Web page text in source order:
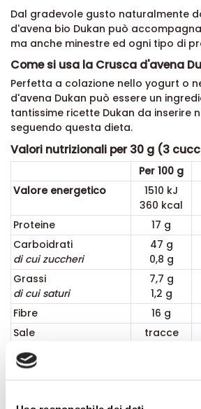
Dal gradevole gusto naturalmente
d'avena bio Dukan può
ma anche minestre ed ogni tipo di
Come si usa la Crusca d'avena
Perfetta a colazione nello yogurt o
d'avena Dukan può essere un
tantissime ricette Dukan da inserire
seguendo questa dieta.
Valori nutrizionali per 30 g (3
Per 100 g
Valore energetico
1510 kJ
360 kcal
Proteine
17 g
Carboidrati
di cui zuccheri
47 g
0,8 g
Grassi
di cui saturi
7,7 g
1,2 g
Fibre
16 g
Sale
tracce
In quale fase è concessa la
Fase d'attacco: 1,5 cucchiai - Fase
- Fase di consolidamento: 2,5